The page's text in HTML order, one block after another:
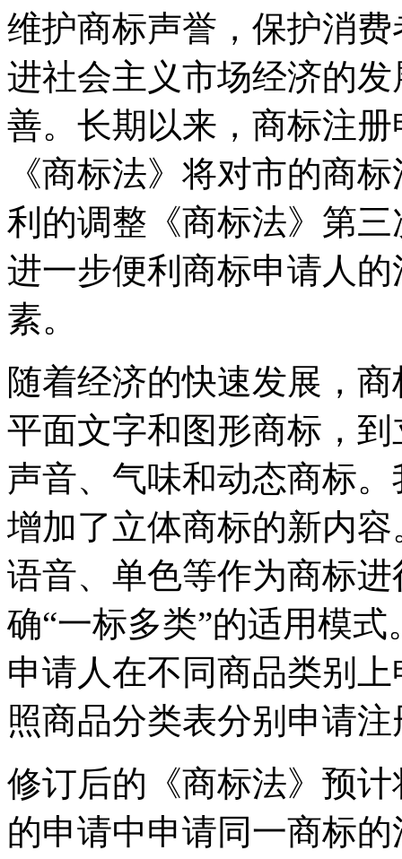
维护商标声誉，保护消
进社会主义市场经济的
善。长期以来，商标注
《商标法》将对市的商
利的调整《商标法》第
进一步便利商标申请人
素。
随着经济的快速发展，
平面文字和图形商标，
声音、气味和动态商标
增加了立体商标的新内
语音、单色等作为商标
确“一标多类”的适用模
申请人在不同商品类别
照商品分类表分别申请注
修订后的《商标法》预
的申请中申请同一商标